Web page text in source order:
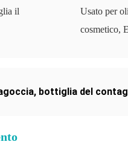
il
Usato per
cosmetico,
, bottiglia del